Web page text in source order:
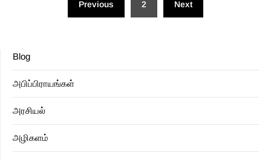
Previous 2 Next
Blog
அபிப்பிராயங்கள்
அரசியல்
அழிகளம்